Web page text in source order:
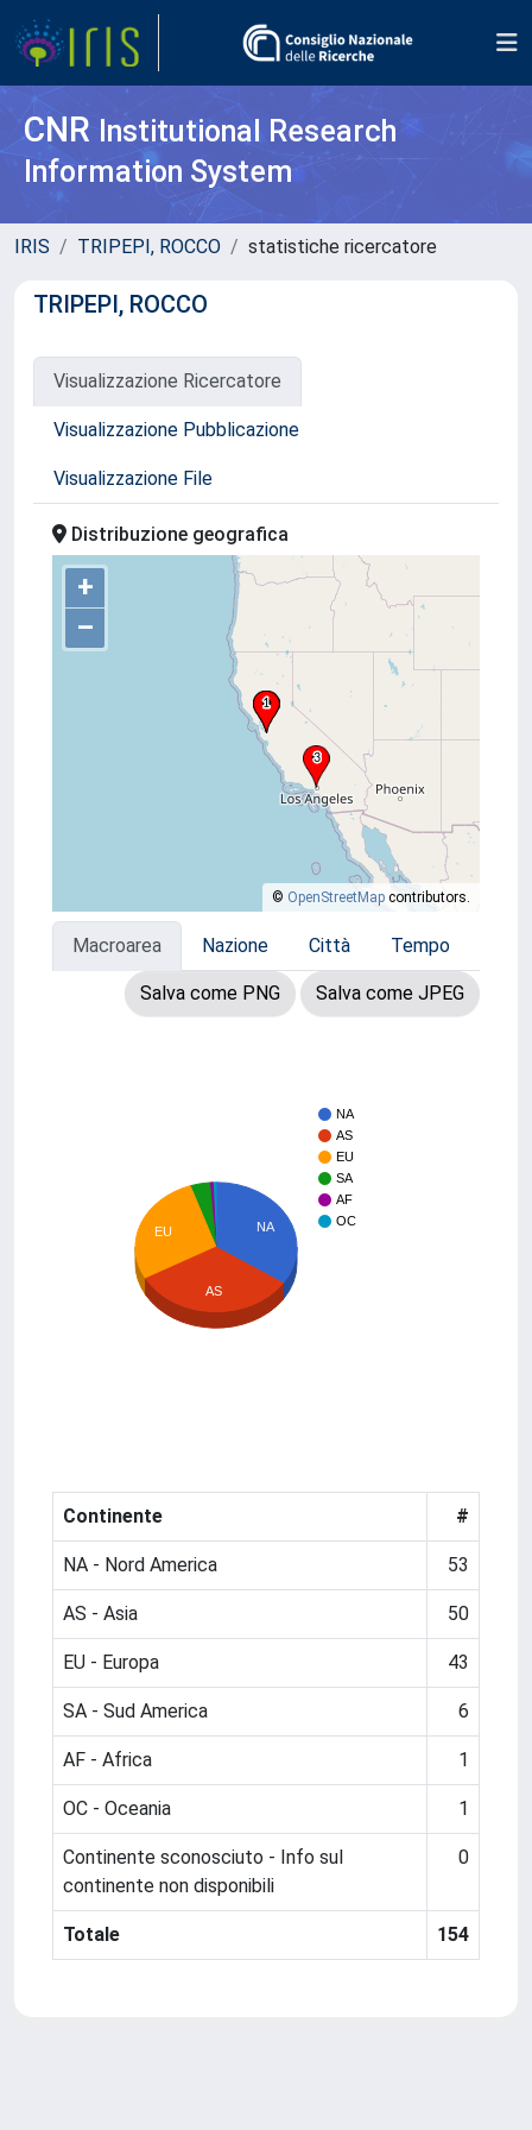
CNR Institutional Research
Information System
IRIS TRIPEPI, ROCCO statistiche ricercatore
TRIPEPI, ROCCO
Visualizzazione Ricercatore
Visualizzazione Pubblicazione
Visualizzazione File
Distribuzione geografica
+
–
© OpenStreetMap contributors.
Macroarea Nazione Città Tempo
Salva come PNG Salva come JPEG
NA
AS
EU
SA
AF
OC
NA
EU
AS
Continente #
NA - Nord America 53
AS - Asia 50
EU - Europa 43
SA - Sud America 6
AF - Africa 1
OC - Oceania 1
Continente sconosciuto - Info sul
continente non disponibili
0
Totale 154